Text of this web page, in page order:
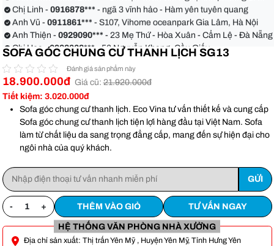
quận Bình Thạnh
Chị Linh - 0916878***
- ngã 3 vĩnh hảo - Hàm yên tuyên quang
Anh Vũ -
0911861***
- S107, Vihome oceanpark Gia Lâm, Hà Nội
Anh Thiện -
0929090***
- 23 Mẹ Thứ - Hòa Xuân - Cẩm Lệ - Đà Nẵng
Chị Hoa -
0988068***
- 56 Nguyễn Khang, Cầu Giấy
Anh Việt -0349582***- Toà Moonlight An Lạc, Vân Canh Hoài Đức
Anh Hoàn - 0904186***- 155 xẹc 48 xô viết Nghệ tĩnh phường 17
quận Bình Thạnh
Chị Linh -0916878***
Anh Vũ -0911861***
SOFA GÓC CHUNG CƯ THANH LỊCH SG13
Đánh giá sản phẩm này
18.900.000đ Giá cũ:21.920.000đ
Tiết kiệm: 3.020.000đ
Sofa góc chung cư thanh lịch. Eco Vina tư vấn thiết kế và cung cấp
Sofa góc chung cư thanh lịch tiện lợi hàng đầu tại Việt Nam. Sofa
làm từ chất liệu da sang trọng đẳng cấp, mang đến sự hiện đại cho
ngôi nhà của quý khách.
- + THÊM VÀO GIỎ TƯ VẤN NGAY
HỆ THỐNG VĂN PHÒNG NHÀ XƯỞNG
Địa chỉ sản xuất: Thị trấn Yên Mỹ , Huyện Yên Mỹ, Tỉnh Hưng Yên